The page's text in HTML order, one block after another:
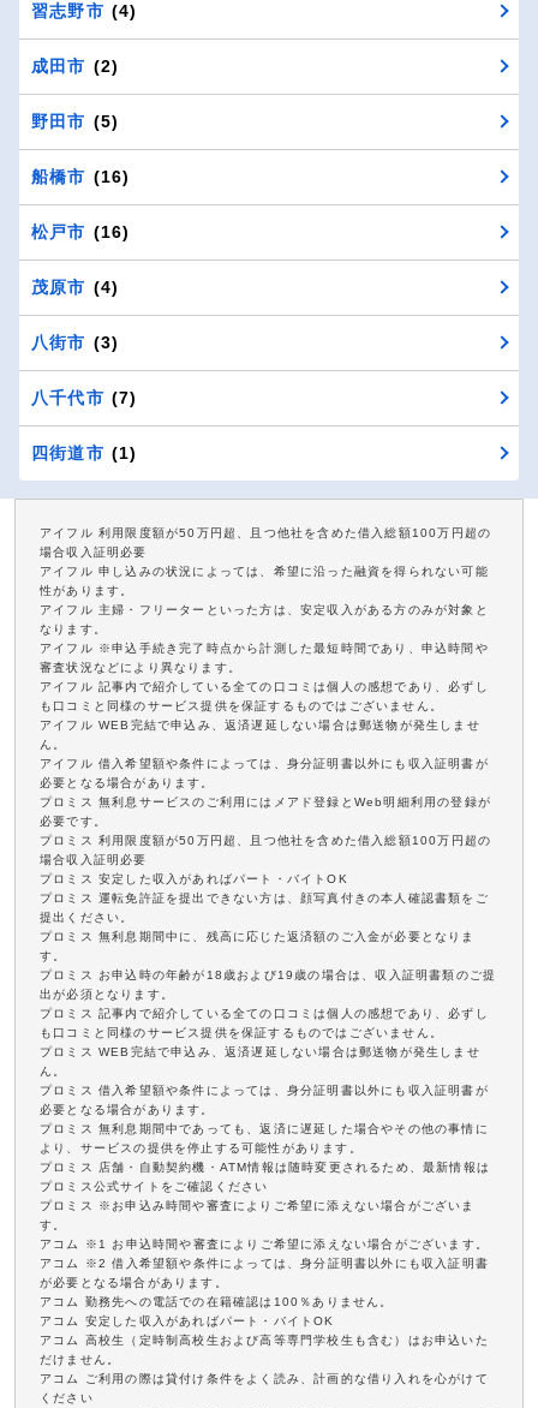
習志野市 (4)
成田市 (2)
野田市 (5)
船橋市 (16)
松戸市 (16)
茂原市 (4)
八街市 (3)
八千代市 (7)
四街道市 (1)
アイフル 利用限度額が50万円超、且つ他社を含めた借入総額100万円超の
場合収入証明必要
アイフル 申し込みの状況によっては、希望に沿った融資を得られない可能
性があります。
アイフル 主婦・フリーターといった方は、安定収入がある方のみが対象と
なります。
アイフル ※申込手続き完了時点から計測した最短時間であり、申込時間や
審査状況などにより異なります。
アイフル 記事内で紹介している全ての口コミは個人の感想であり、必ずし
も口コミと同様のサービス提供を保証するものではございません。
アイフル WEB完結で申込み、返済遅延しない場合は郵送物が発生しませ
ん。
アイフル 借入希望額や条件によっては、身分証明書以外にも収入証明書が
必要となる場合があります。
プロミス 無利息サービスのご利用にはメアド登録とWeb明細利用の登録が
必要です。
プロミス 利用限度額が50万円超、且つ他社を含めた借入総額100万円超の
場合収入証明必要
プロミス 安定した収入があればパート・バイトOK
プロミス 運転免許証を提出できない方は、顔写真付きの本人確認書類をご
提出ください。
プロミス 無利息期間中に、残高に応じた返済額のご入金が必要となりま
す。
プロミス お申込時の年齢が18歳および19歳の場合は、収入証明書類のご提
出が必須となります。
プロミス 記事内で紹介している全ての口コミは個人の感想であり、必ずし
も口コミと同様のサービス提供を保証するものではございません。
プロミス WEB完結で申込み、返済遅延しない場合は郵送物が発生しませ
ん。
プロミス 借入希望額や条件によっては、身分証明書以外にも収入証明書が
必要となる場合があります。
プロミス 無利息期間中であっても、返済に遅延した場合やその他の事情に
より、サービスの提供を停止する可能性があります。
プロミス 店舗・自動契約機・ATM情報は随時変更されるため、最新情報は
プロミス公式サイトをご確認ください
プロミス ※お申込み時間や審査によりご希望に添えない場合がございま
す。
アコム ※1 お申込時間や審査によりご希望に添えない場合がございます。
アコム ※2 借入希望額や条件によっては、身分証明書以外にも収入証明書
が必要となる場合があります。
アコム 勤務先への電話での在籍確認は100％ありません。
アコム 安定した収入があればパート・バイトOK
アコム 高校生（定時制高校生および高等専門学校生も含む）はお申込いた
だけません。
アコム ご利用の際は貸付け条件をよく読み、計画的な借り入れを心がけて
ください